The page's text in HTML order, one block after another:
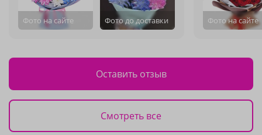
Фото на сайте Фото до доставки Фото на сайте
Оставить отзыв
Смотреть все